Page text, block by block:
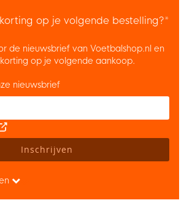
op je volgende bestelling?*
de nieuwsbrief van Voetbalshop.nl en
op je volgende aankoop.
accept the privacy policy to subscribe to
nieuwsbrief
Inschrijven